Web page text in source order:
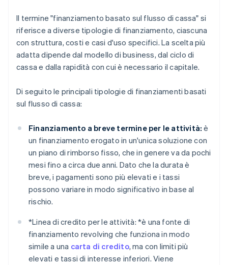
Il termine "finanziamento basato sul flusso di cassa" si
riferisce a diverse tipologie di finanziamento, ciascuna
con struttura, costi e casi d'uso specifici. La scelta più
adatta dipende dal modello di business, dal ciclo di
cassa e dalla rapidità con cui è necessario il capitale.
Di seguito le principali tipologie di finanziamenti basati
sul flusso di cassa:
Finanziamento a breve termine per le attività: è
un finanziamento erogato in un'unica soluzione con
un piano di rimborso fisso, che in genere va da pochi
mesi fino a circa due anni. Dato che la durata è
breve, i pagamenti sono più elevati e i tassi
possono variare in modo significativo in base al
rischio.
*Linea di credito per le attività: *è una fonte di
finanziamento revolving che funziona in modo
simile a una carta di credito, ma con limiti più
elevati e tassi di interesse inferiori. Viene